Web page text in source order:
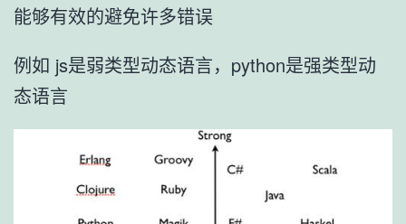
能够有效的避免许多错误
例如 js是弱类型动态语言，python是强类型动
态语言